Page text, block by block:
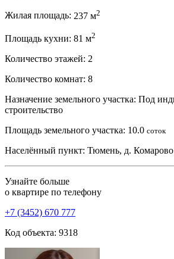
Жилая площадь: 237 м2
Площадь кухни: 81 м2
Количество этажей: 2
Количество комнат: 8
Назначение земельного участка: Под
строительство
Площадь земельного участка: 10.0 соток
Населённый пункт: Тюмень, д. Комарово
Узнайте больше
о квартире по телефону
+7 (3452) 670 777
Код объекта: 9318